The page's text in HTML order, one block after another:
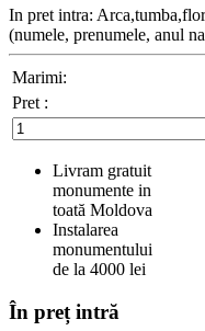
In pret intra:
(numele, prenumele, anul
Marimi:
Pret :
Livram gratuit
monumente in
toată Moldova
Instalarea
monumentului
de la 4000 lei
În preț intră